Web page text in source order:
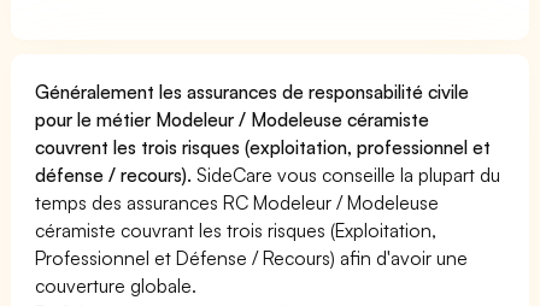
Généralement les assurances de responsabilité civile
pour le métier Modeleur / Modeleuse céramiste
couvrent les trois risques (exploitation, professionnel et
défense / recours). SideCare vous conseille la plupart du
temps des assurances RC Modeleur / Modeleuse
céramiste couvrant les trois risques (Exploitation,
Professionnel et Défense / Recours) afin d'avoir une
couverture globale.